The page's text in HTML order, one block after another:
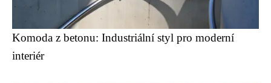
Komoda z betonu: Industriální styl pro moderní
interiér